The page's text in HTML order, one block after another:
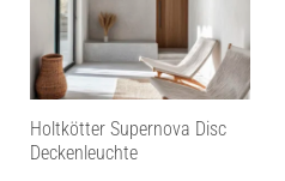
Holtkötter Supernova Disc
Deckenleuchte